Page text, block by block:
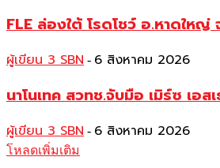
FLE ล่องใต้ โรดโชว์ อ.หาดให
ผู้เขียน 3 SBN - 6 สิงหาคม 2026
นาโนเทค สวทช.จับมือ เมิร์ซ เ
ผู้เขียน 3 SBN - 6 สิงหาคม 2026
โหลดเพิ่มเติม